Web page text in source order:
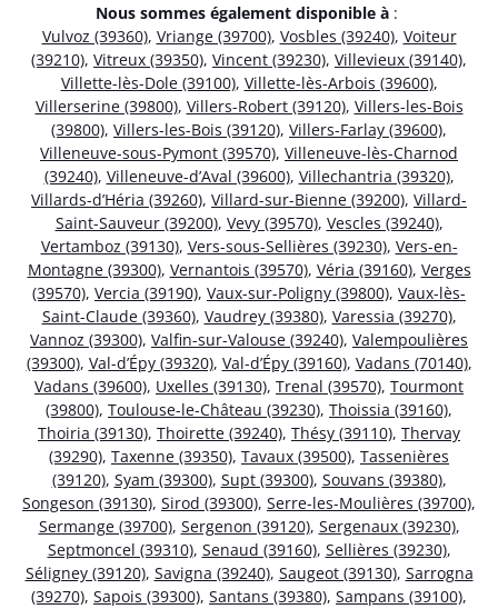
Nous sommes également disponible à :
Vulvoz (39360), Vriange (39700), Vosbles (39240), Voiteur
(39210), Vitreux (39350), Vincent (39230), Villevieux (39140),
Villette-lès-Dole (39100), Villette-lès-Arbois (39600),
Villerserine (39800), Villers-Robert (39120), Villers-les-Bois
(39800), Villers-les-Bois (39120), Villers-Farlay (39600),
Villeneuve-sous-Pymont (39570), Villeneuve-lès-Charnod
(39240), Villeneuve-d’Aval (39600), Villechantria (39320),
Villards-d’Héria (39260), Villard-sur-Bienne (39200), Villard-
Saint-Sauveur (39200), Vevy (39570), Vescles (39240),
Vertamboz (39130), Vers-sous-Sellières (39230), Vers-en-
Montagne (39300), Vernantois (39570), Véria (39160), Verges
(39570), Vercia (39190), Vaux-sur-Poligny (39800), Vaux-lès-
Saint-Claude (39360), Vaudrey (39380), Varessia (39270),
Vannoz (39300), Valfin-sur-Valouse (39240), Valempoulières
(39300), Val-d’Épy (39320), Val-d’Épy (39160), Vadans (70140),
Vadans (39600), Uxelles (39130), Trenal (39570), Tourmont
(39800), Toulouse-le-Château (39230), Thoissia (39160),
Thoiria (39130), Thoirette (39240), Thésy (39110), Thervay
(39290), Taxenne (39350), Tavaux (39500), Tassenières
(39120), Syam (39300), Supt (39300), Souvans (39380),
Songeson (39130), Sirod (39300), Serre-les-Moulières (39700),
Sermange (39700), Sergenon (39120), Sergenaux (39230),
Septmoncel (39310), Senaud (39160), Sellières (39230),
Séligney (39120), Savigna (39240), Saugeot (39130), Sarrogna
(39270), Sapois (39300), Santans (39380), Sampans (39100),